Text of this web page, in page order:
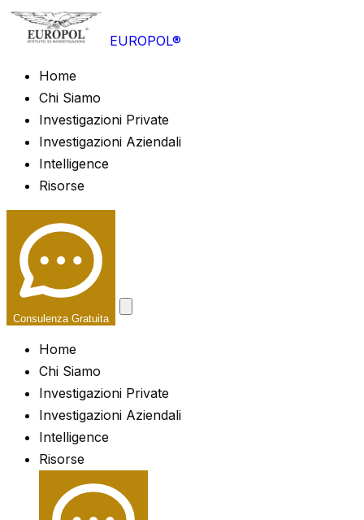
EUROPOL®
Home
Chi Siamo
Investigazioni Private
Investigazioni Aziendali
Intelligence
Risorse
Consulenza Gratuita
Home
Chi Siamo
Investigazioni Private
Investigazioni Aziendali
Intelligence
Risorse